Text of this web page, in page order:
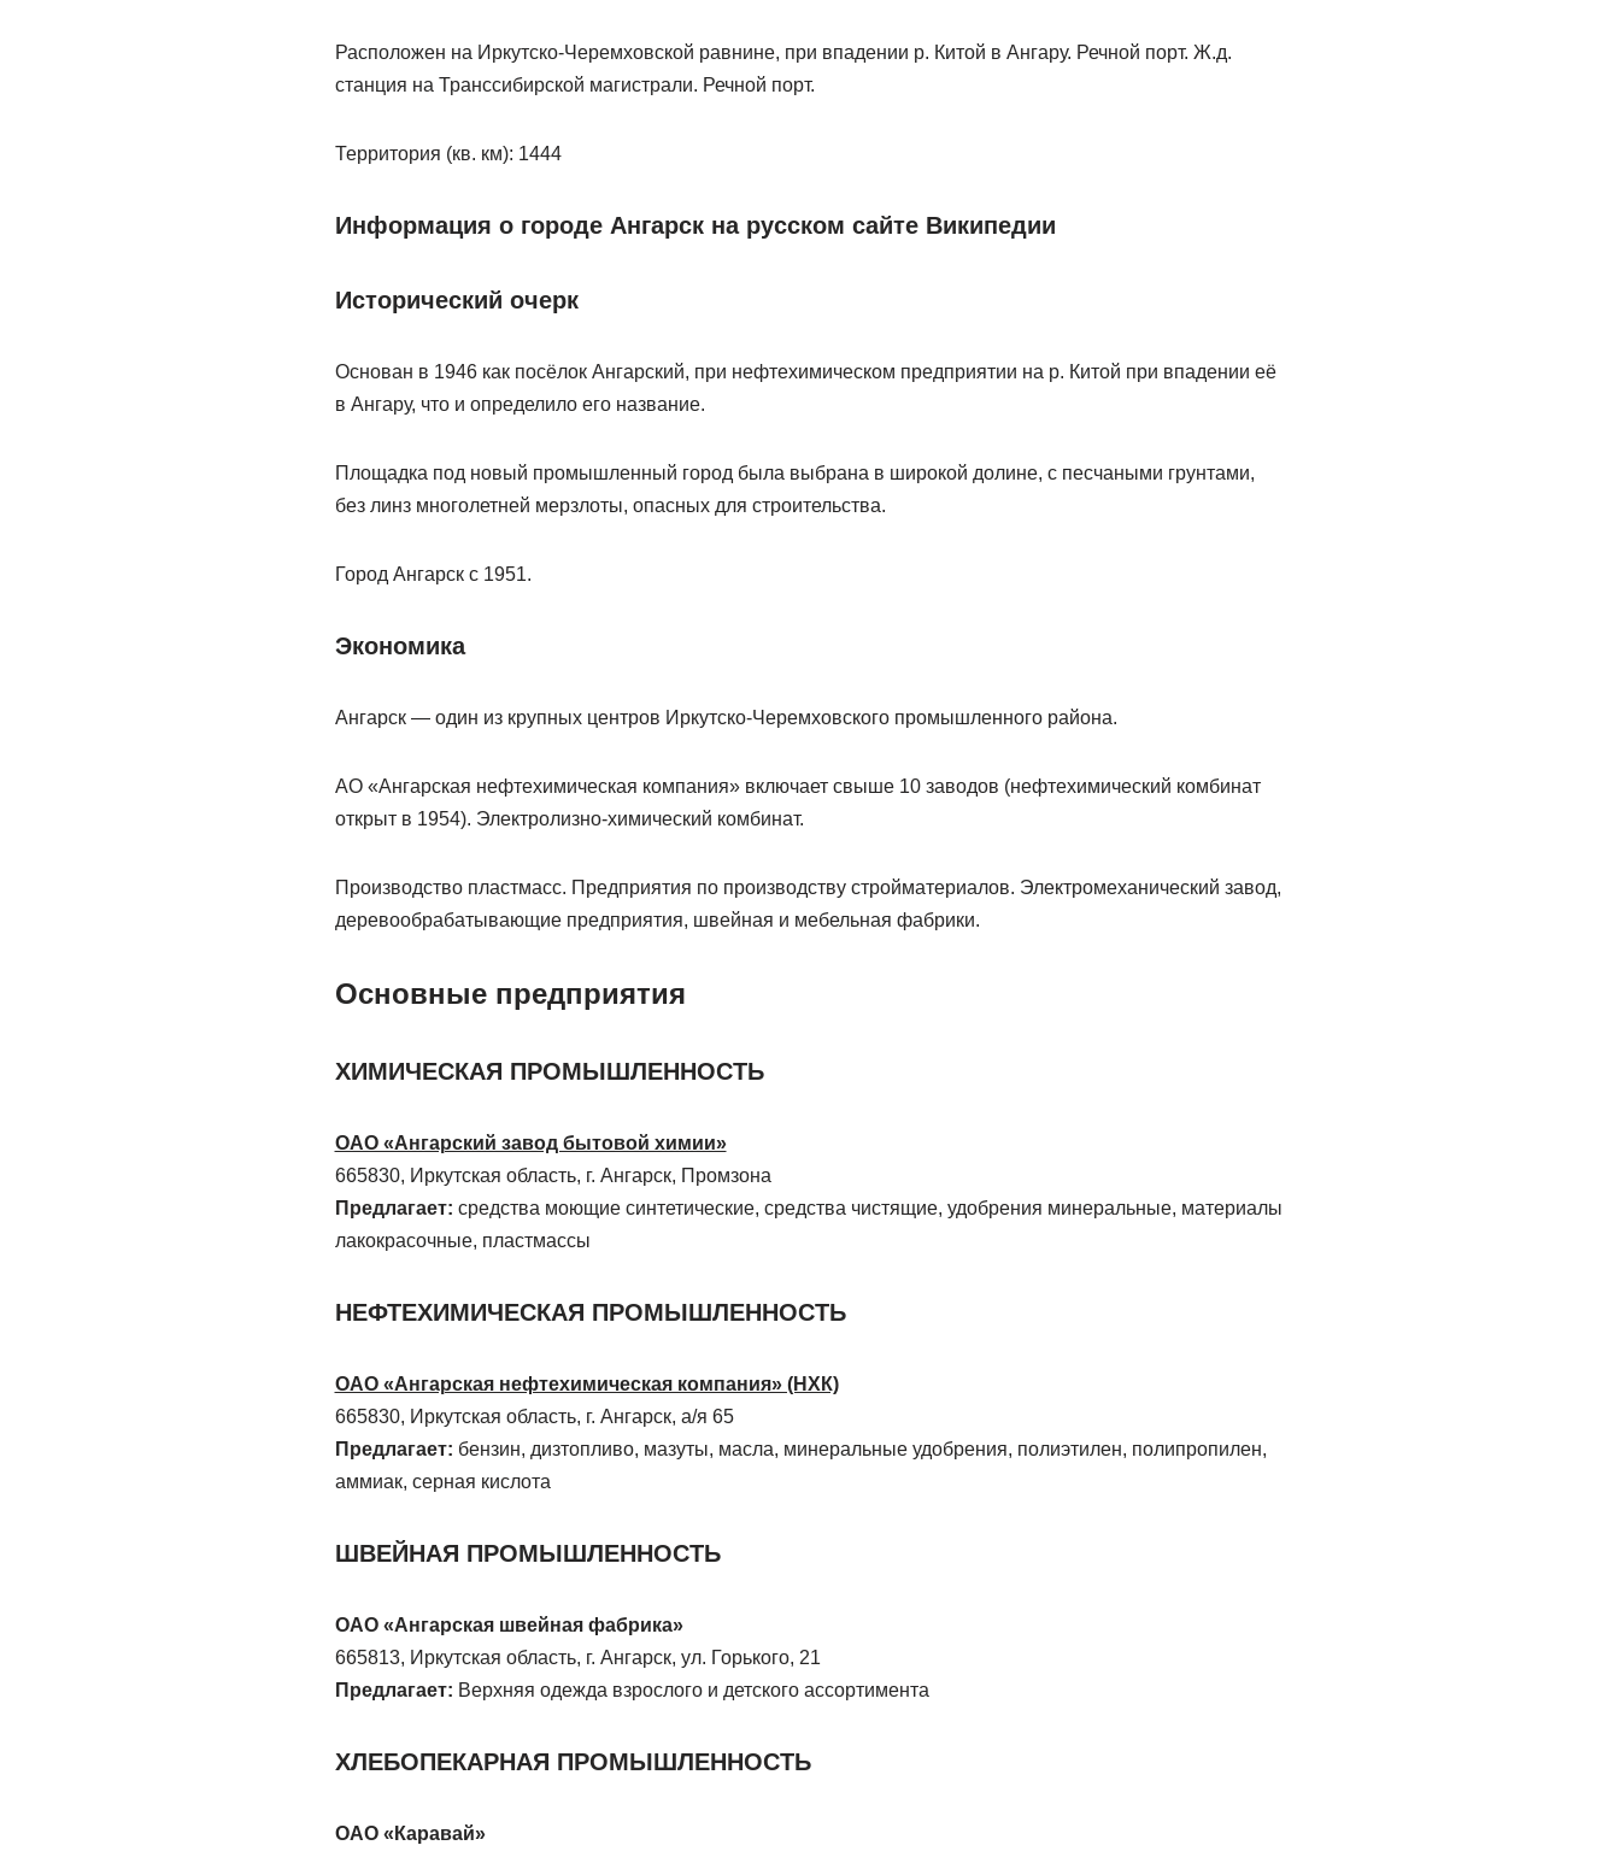
Расположен на Иркутско-Черемховской равнине, при впадении р. Китой в Ангару. Речной порт. Ж.д.
станция на Транссибирской магистрали. Речной порт.
Территория (кв. км): 1444
Информация о городе Ангарск на русском сайте Википедии
Исторический очерк
Основан в 1946 как посёлок Ангарский, при нефтехимическом предприятии на р. Китой при впадении её
в Ангару, что и определило его название.
Площадка под новый промышленный город была выбрана в широкой долине, с песчаными грунтами,
без линз многолетней мерзлоты, опасных для строительства.
Город Ангарск с 1951.
Экономика
Ангарск — один из крупных центров Иркутско-Черемховского промышленного района.
АО «Ангарская нефтехимическая компания» включает свыше 10 заводов (нефтехимический комбинат
открыт в 1954). Электролизно-химический комбинат.
Производство пластмасс. Предприятия по производству стройматериалов. Электромеханический завод,
деревообрабатывающие предприятия, швейная и мебельная фабрики.
Основные предприятия
ХИМИЧЕСКАЯ ПРОМЫШЛЕННОСТЬ
ОАО «Ангарский завод бытовой химии»
665830, Иркутская область, г. Ангарск, Промзона
Предлагает: средства моющие синтетические, средства чистящие, удобрения минеральные, материалы
лакокрасочные, пластмассы
НЕФТЕХИМИЧЕСКАЯ ПРОМЫШЛЕННОСТЬ
ОАО «Ангарская нефтехимическая компания» (НХК)
665830, Иркутская область, г. Ангарск, а/я 65
Предлагает: бензин, дизтопливо, мазуты, масла, минеральные удобрения, полиэтилен, полипропилен,
аммиак, серная кислота
ШВЕЙНАЯ ПРОМЫШЛЕННОСТЬ
ОАО «Ангарская швейная фабрика»
665813, Иркутская область, г. Ангарск, ул. Горького, 21
Предлагает: Верхняя одежда взрослого и детского ассортимента
ХЛЕБОПЕКАРНАЯ ПРОМЫШЛЕННОСТЬ
ОАО «Каравай»